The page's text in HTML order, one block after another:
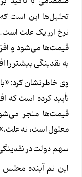
تحلیل‌ها این است که
نرخ ارز یک علت است.
قیمت‌ها می‌شود و
به نقدینگی بیشتر
وی خاطرنشان کرد:
تأیید کرده است که
قیمت‌ها منجر
معلول است، نه علت.»
سهم دولت در نقدینگی فقط 10
این نم آینده مجلس